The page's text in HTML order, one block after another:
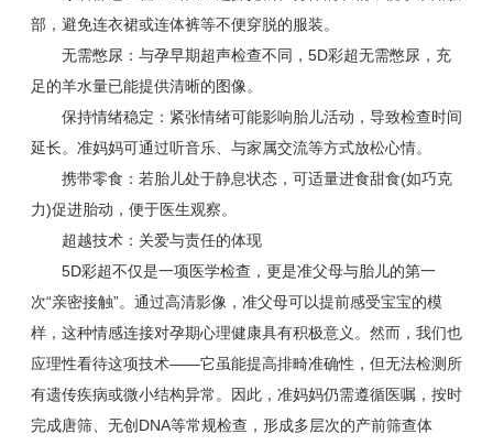
部，避免连衣裙或连体裤等不便穿脱的服装。
无需憋尿：与孕早期超声检查不同，5D彩超无需憋尿，充
足的羊水量已能提供清晰的图像。
保持情绪稳定：紧张情绪可能影响胎儿活动，导致检查时间
延长。准妈妈可通过听音乐、与家属交流等方式放松心情。
携带零食：若胎儿处于静息状态，可适量进食甜食(如巧克
力)促进胎动，便于医生观察。
超越技术：关爱与责任的体现
5D彩超不仅是一项医学检查，更是准父母与胎儿的第一
次“亲密接触”。通过高清影像，准父母可以提前感受宝宝的模
样，这种情感连接对孕期心理健康具有积极意义。然而，我们也
应理性看待这项技术——它虽能提高排畸准确性，但无法检测所
有遗传疾病或微小结构异常。因此，准妈妈仍需遵循医嘱，按时
完成唐筛、无创DNA等常规检查，形成多层次的产前筛查体